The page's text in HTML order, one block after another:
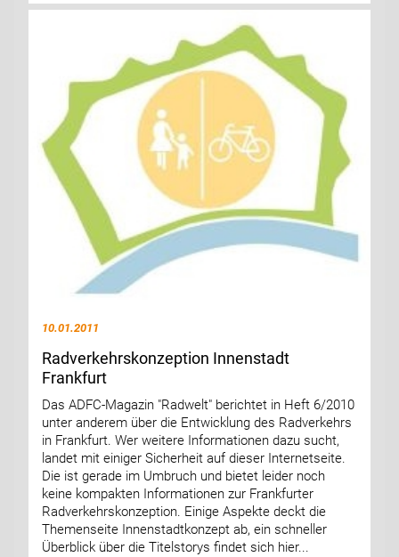
10.01.2011
Radverkehrskonzeption Innenstadt
Frankfurt
Das ADFC-Magazin "Radwelt" berichtet in Heft 6/2010
unter anderem über die Entwicklung des Radverkehrs
in Frankfurt. Wer weitere Informationen dazu sucht,
landet mit einiger Sicherheit auf dieser Internetseite.
Die ist gerade im Umbruch und bietet leider noch
keine kompakten Informationen zur Frankfurter
Radverkehrskonzeption. Einige Aspekte deckt die
Themenseite Innenstadtkonzept ab, ein schneller
Überblick über die Titelstorys findet sich hier...